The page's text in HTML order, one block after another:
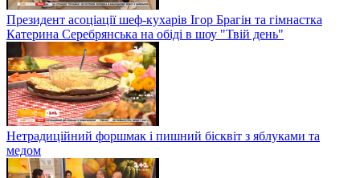
Президент асоціації шеф-кухарів Ігор Брагін та гімнастка
Катерина Серебрянська на обіді в шоу "Твій день"
Нетрадиційний форшмак і пишний бісквіт з яблуками та
медом